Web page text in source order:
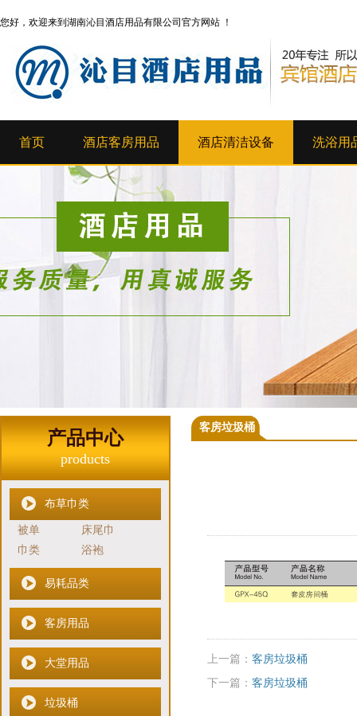
您好，欢迎来到湖南沁目酒店用品有限公司官方网站 ！
首页 酒店客房用品 酒店清洁设备 洗浴用
产品中心
products
布草巾类
被单
床尾巾
巾类
浴袍
易耗品类
客房用品
大堂用品
垃圾桶
客房垃圾桶
上一篇： 客房垃圾桶
下一篇： 客房垃圾桶